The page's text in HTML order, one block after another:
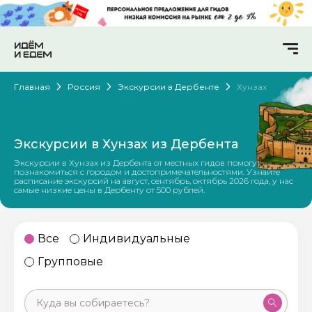
Главная Россия Экскурсии в Дербенте Хунзах
Экскурсии в Хунзах из Дербента
Экскурсии в Хунзах из Дербента от местных гидов помогут
познакомиться с городом и достопримечательностями. Узнайте
расписание экскурсий на август, сентябрь, октябрь 2026 года, у нас
самые низкие цены в Дербенту от 500 рублей.
Все
Индивидуальные
Групповые